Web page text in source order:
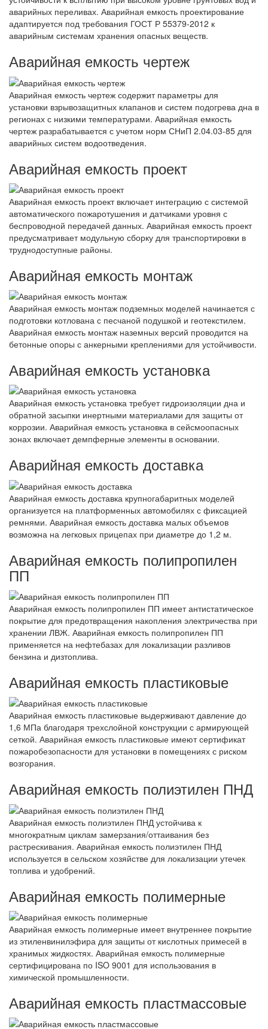
аварийных переливах. Аварийная емкость проектирование
адаптируется под требования ГОСТ Р 55379-2012 к
аварийным системам хранения опасных веществ.
Аварийная емкость чертеж
Аварийная емкость чертеж содержит параметры для
установки взрывозащитных клапанов и систем подогрева дна в
регионах с низкими температурами. Аварийная емкость
чертеж разрабатывается с учетом норм СНиП 2.04.03-85 для
аварийных систем водоотведения.
Аварийная емкость проект
Аварийная емкость проект включает интеграцию с системой
автоматического пожаротушения и датчиками уровня с
беспроводной передачей данных. Аварийная емкость проект
предусматривает модульную сборку для транспортировки в
труднодоступные районы.
Аварийная емкость монтаж
Аварийная емкость монтаж подземных моделей начинается с
подготовки котлована с песчаной подушкой и геотекстилем.
Аварийная емкость монтаж наземных версий проводится на
бетонные опоры с анкерными креплениями для устойчивости.
Аварийная емкость установка
Аварийная емкость установка требует гидроизоляции дна и
обратной засыпки инертными материалами для защиты от
коррозии. Аварийная емкость установка в сейсмоопасных
зонах включает демпферные элементы в основании.
Аварийная емкость доставка
Аварийная емкость доставка крупногабаритных моделей
организуется на платформенных автомобилях с фиксацией
ремнями. Аварийная емкость доставка малых объемов
возможна на легковых прицепах при диаметре до 1,2 м.
Аварийная емкость полипропилен
ПП
Аварийная емкость полипропилен ПП имеет антистатическое
покрытие для предотвращения накопления электричества при
хранении ЛВЖ. Аварийная емкость полипропилен ПП
применяется на нефтебазах для локализации разливов
бензина и дизтоплива.
Аварийная емкость пластиковые
Аварийная емкость пластиковые выдерживают давление до
1,6 МПа благодаря трехслойной конструкции с армирующей
сеткой. Аварийная емкость пластиковые имеют сертификат
пожаробезопасности для установки в помещениях с риском
возгорания.
Аварийная емкость полиэтилен ПНД
Аварийная емкость полиэтилен ПНД устойчива к
многократным циклам замерзания/оттаивания без
растрескивания. Аварийная емкость полиэтилен ПНД
используется в сельском хозяйстве для локализации утечек
топлива и удобрений.
Аварийная емкость полимерные
Аварийная емкость полимерные имеет внутреннее покрытие
из этиленвинилэфира для защиты от кислотных примесей в
хранимых жидкостях. Аварийная емкость полимерные
сертифицирована по ISO 9001 для использования в
химической промышленности.
Аварийная емкость пластмассовые